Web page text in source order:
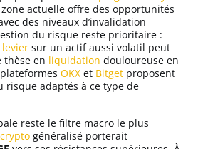
zone actuelle offre des opportunités
des niveaux d’invalidation
du risque reste prioritaire :
sur un actif aussi volatil peut
en liquidation douloureuse en
OKX et Bitget proposent
risque adaptés à ce type de
reste le filtre macro le plus
généralisé porterait